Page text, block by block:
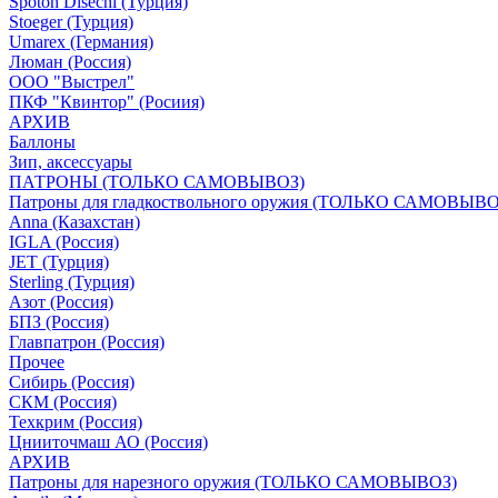
Stoeger (Турция)
Umarex (Германия)
Люман (Россия)
ООО "Выстрел"
ПКФ "Квинтор" (Росиия)
АРХИВ
Баллоны
Зип, аксессуары
ПАТРОНЫ (ТОЛЬКО САМОВЫВОЗ)
Патроны для гладкоствольного оружия (ТОЛЬКО
Anna (Казахстан)
IGLA (Россия)
JET (Турция)
Sterling (Турция)
Азот (Россия)
БПЗ (Россия)
Главпатрон (Россия)
Прочее
Сибирь (Россия)
СКМ (Россия)
Техкрим (Россия)
Цнииточмаш АО (Россия)
АРХИВ
Патроны для нарезного оружия (ТОЛЬКО САМОВЫВОЗ)